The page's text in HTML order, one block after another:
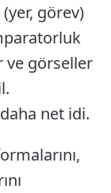
görev)
ve görseller
net idi.